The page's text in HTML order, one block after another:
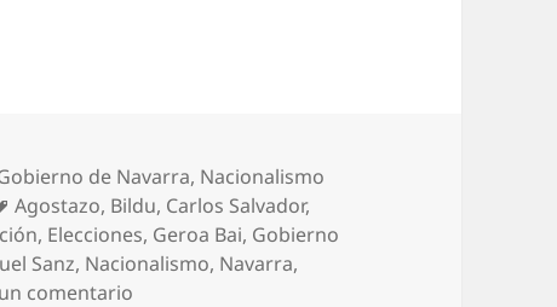
de Navarra, Nacionalismo
Etiquetas
Agostazo, Bildu, Carlos Salvador,
, Elecciones, Geroa Bai, Gobierno
Sanz, Nacionalismo, Navarra,
comentario